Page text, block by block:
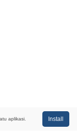
aplikasi. Install